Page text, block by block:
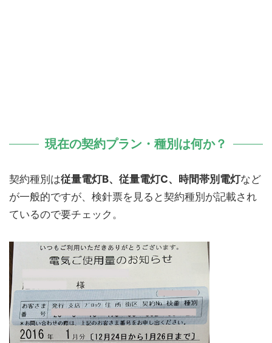
現在の契約プラン・種別は何か？
契約種別は従量電灯B、従量電灯C、時間帯別電灯など
が一般的ですが、検針票を見ると契約種別が記載され
ているので要チェック。